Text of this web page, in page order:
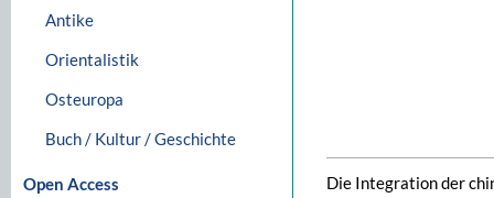
Antike
Orientalistik
Osteuropa
Buch / Kultur / Geschichte
Open Access
Die Integration der